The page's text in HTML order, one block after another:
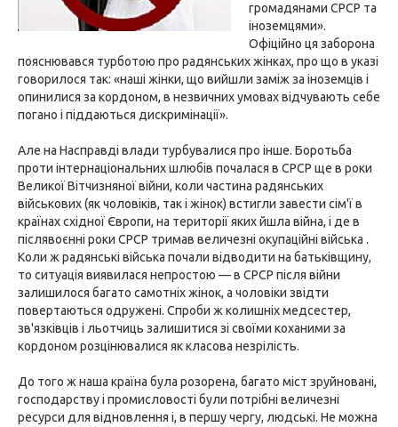
громадянами СРСР та
іноземцями».
Офіційно ця заборона
пояснювався турботою про радянських жінках, про що в указі
говорилося так: «наші жінки, що вийшли заміж за іноземців і
опинилися за кордоном, в незвичних умовах відчувають себе
погано і піддаються дискримінації».
Але на Насправді влади турбувалися про інше. Боротьба
проти інтернаціональних шлюбів почалася в СРСР ще в роки
Великої Вітчизняної війни, коли частина радянських
військових (як чоловіків, так і жінок) встигли завести сім'ї в
країнах східної Європи, на території яких йшла війна, і де в
післявоєнні роки СРСР тримав величезні окупаційні війська .
Коли ж радянські війська почали відводити на батьківщину,
то ситуація виявилася непростою — в СРСР після війни
залишилося багато самотніх жінок, а чоловіки звідти
повертаються одружені. Спроби ж колишніх медсестер,
зв'язківців і льотчиць залишитися зі своїми коханими за
кордоном розцінювалися як класова незрілість.
До того ж наша країна була розорена, багато міст зруйновані,
господарству і промисловості були потрібні величезні
ресурси для відновлення і, в першу чергу, людські. Не можна